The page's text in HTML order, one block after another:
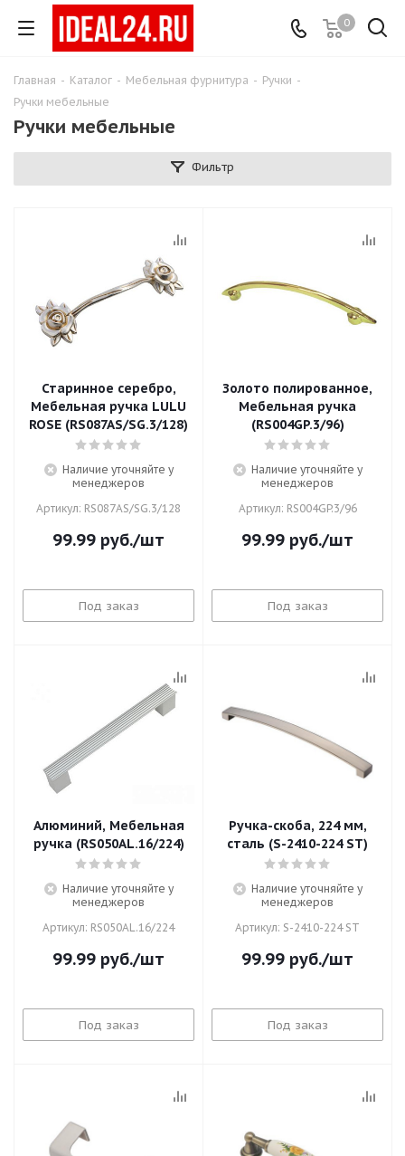
0
Главная - Каталог - Мебельная фурнитура - Ручки -
Ручки мебельные
Ручки мебельные
Фильтр
Старинное серебро,
Мебельная ручка LULU
ROSE (RS087AS/SG.3/128)
Наличие уточняйте у
менеджеров
Артикул: RS087AS/SG.3/128
99.99 руб./шт
Под заказ
Золото полированное,
Мебельная ручка
(RS004GP.3/96)
Наличие уточняйте у
менеджеров
Артикул: RS004GP.3/96
99.99 руб./шт
Под заказ
Алюминий, Мебельная
ручка (RS050AL.16/224)
Наличие уточняйте у
менеджеров
Артикул: RS050AL.16/224
99.99 руб./шт
Под заказ
Ручка-скоба, 224 мм,
сталь (S-2410-224 ST)
Наличие уточняйте у
менеджеров
Артикул: S-2410-224 ST
99.99 руб./шт
Под заказ